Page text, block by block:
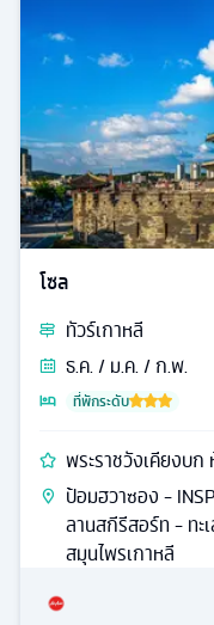
โซล
ทัวร์เกาหลี
ธ.ค. / ม.ค. / ก.พ.
ที่พักระดับ
พระราชวังเคียงบ
ป้อมฮวาซอง -
ลานสกีรีสอร์ท - ท
สมุนไพรเกาหลี